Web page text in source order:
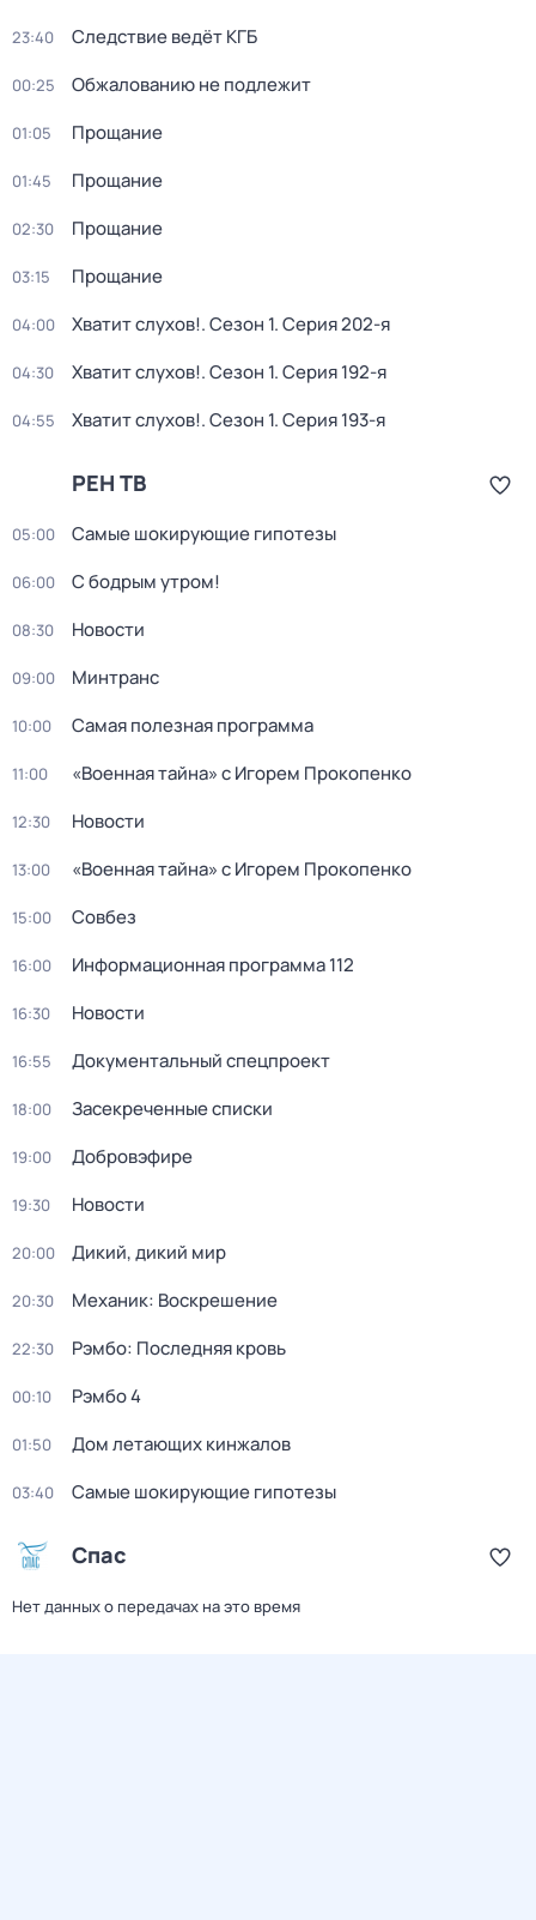
23:40 Следствие ведёт КГБ
00:25 Обжалованию не подлежит
01:05 Прощание
01:45 Прощание
02:30 Прощание
03:15 Прощание
04:00 Хватит слухов!. Сезон 1. Серия 202-я
04:30 Хватит слухов!. Сезон 1. Серия 192-я
04:55 Хватит слухов!. Сезон 1. Серия 193-я
РЕН ТВ
05:00 Самые шoкиpующие гипотезы
06:00 С бодрым утром!
08:30 Новости
09:00 Минтранс
10:00 Самая полезная программа
11:00 «Военная тайна» с Игорем Прокопенко
12:30 Новости
13:00 «Военная тайна» с Игорем Прокопенко
15:00 Совбез
16:00 Информационная программа 112
16:30 Новости
16:55 Документальный спецпроект
18:00 Заcекрeченные списки
19:00 Добровэфире
19:30 Новости
20:00 Дикий, дикий мир
20:30 Механик: Воскрешение
22:30 Рэмбо: Последняя кровь
00:10 Рэмбо 4
01:50 Дом летающих кинжалов
03:40 Самые шoкиpующие гипотезы
Спас
Нет данных о передачах на это время